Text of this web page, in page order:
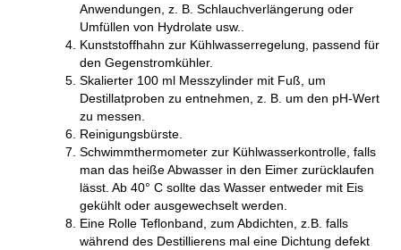
Anwendungen, z. B. Schlauchverlängerung oder
Umfüllen von Hydrolate usw..
Kunststoffhahn zur Kühlwasserregelung, passend für
den Gegenstromkühler.
Skalierter 100 ml Messzylinder mit Fuß, um
Destillatproben zu entnehmen, z. B. um den pH-Wert
zu messen.
Reinigungsbürste.
Schwimmthermometer zur Kühlwasserkontrolle, falls
man das heiße Abwasser in den Eimer zurücklaufen
lässt. Ab 40° C sollte das Wasser entweder mit Eis
gekühlt oder ausgewechselt werden.
Eine Rolle Teflonband, zum Abdichten, z.B. falls
während des Destillierens mal eine Dichtung defekt